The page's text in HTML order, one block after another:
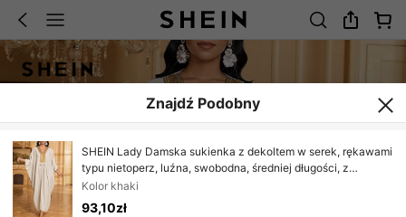
Znajdź Podobny
SHEIN Lady Damska sukienka z dekoltem w serek, rękawami
typu nietoperz, luźna, swobodna, średniej długości, z
frędzlami i patchworkowym wzorem
Kolor khaki
93,10zł